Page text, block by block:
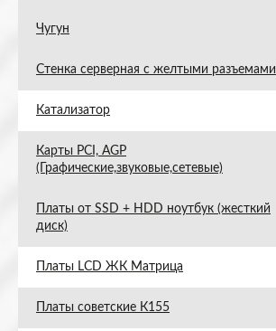
Чугун
Стенка серверная с желтыми разъемами
Катализатор
Карты PCI, AGP
(Графические,звуковые,сетевые)
Платы от SSD + HDD ноутбук (жесткий
диск)
Платы LCD ЖК Матрица
Платы советские К155